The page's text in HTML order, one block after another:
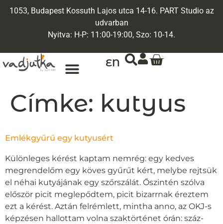
1053, Budapest Kossuth Lajos utca 14-16. PART Studio az
udvarban
Nyitva: H-P: 11:00-19:00, Szo: 10-14.
EN
Címke: kutyus
Emlékgyűrű egy kutyusért
Különleges kérést kaptam nemrég: egy kedves
megrendelőm egy köves gyűrűt kért, melybe rejtsük
el néhai kutyájának egy szőrszálát. Őszintén szólva
először picit meglepődtem, picit bizarrnak éreztem
ezt a kérést. Aztán felrémlett, mintha anno, az OKJ-s
képzésen hallottam volna szaktörténet órán: száz-